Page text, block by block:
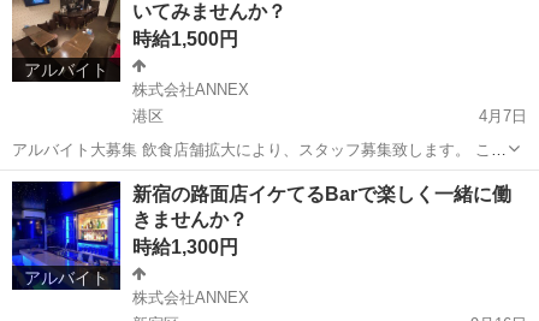
す。 独立支援制度もあ...
アルバイト
いてみませんか？
時給1,500円
株式会社ANNEX
港区
4月7日
アルバイト大募集 飲食店舗拡大により、スタッフ募集致します。 これ
までにない好条件で楽しくやりがいのある職場で働いてみませんか？
店内の雰囲気も良く、スタッフ同士もとても仲良しな楽しい職場で
す。 独立支援制度もあ...
東京 港区 その他 時給
アルバイト
新宿の路面店イケてるBarで楽しく一緒に働
きませんか？
時給1,300円
株式会社ANNEX